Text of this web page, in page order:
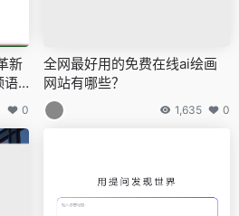
新
语
0
全网最好用的免费在线ai绘画
网站有哪些？
1,635 0